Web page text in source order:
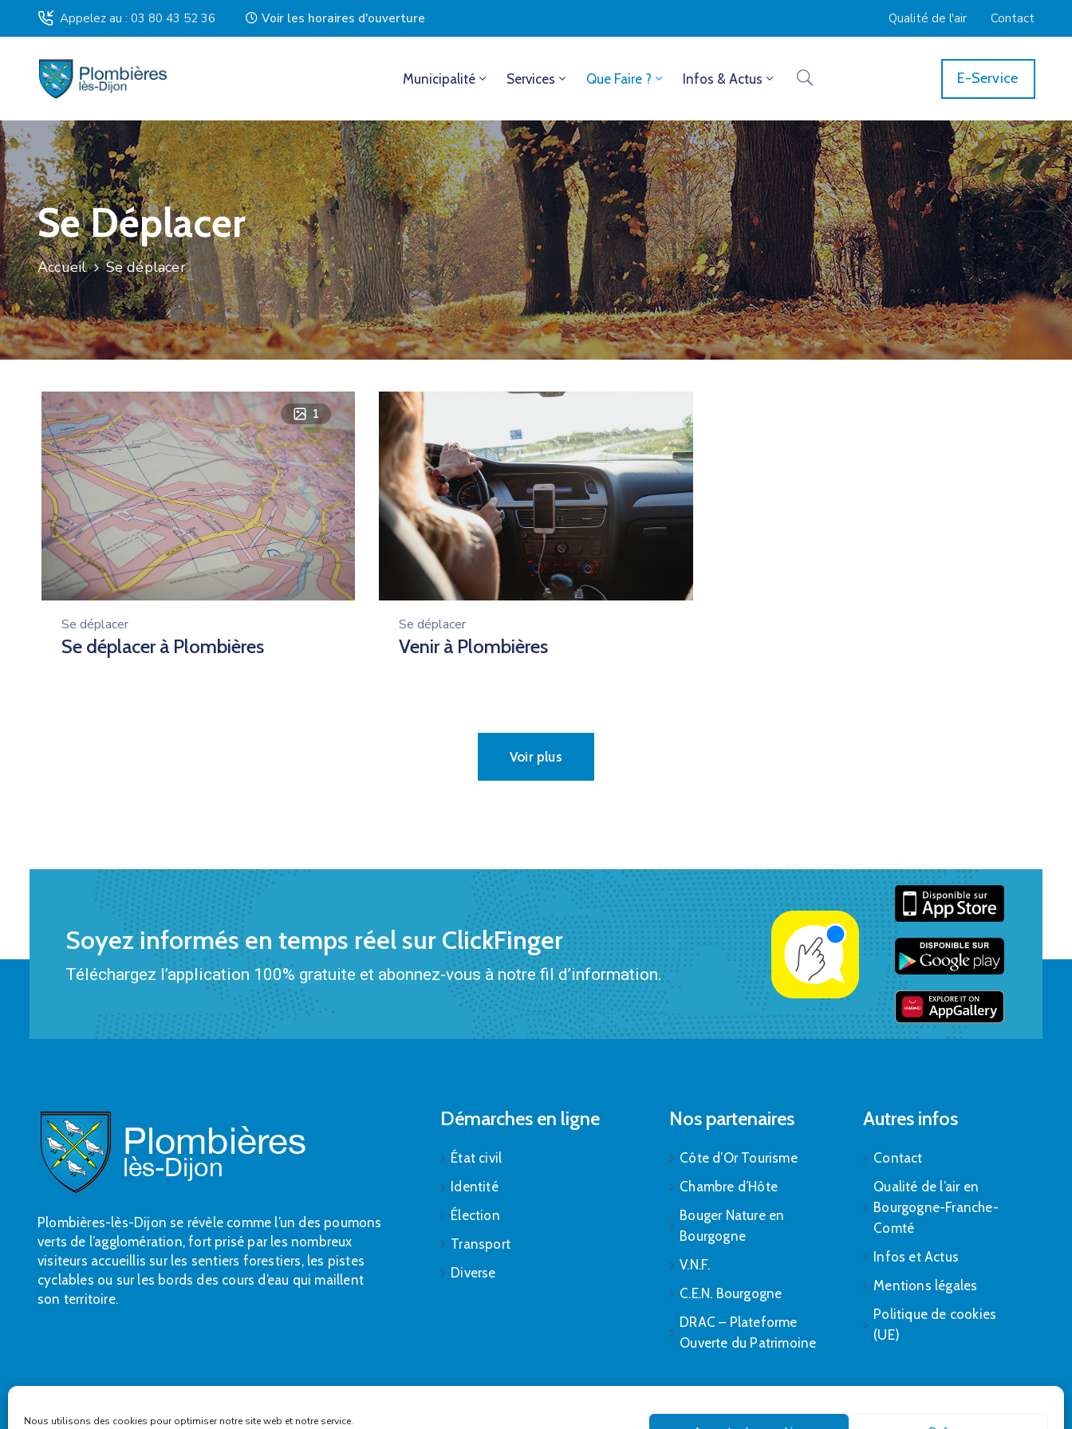
Nous utilisons des cookies pour optimiser notre site web et notre service.
Appelez au : 03 80 43 52 36 Voir les horaires d'ouverture Qualité de l'air Contact
Municipalité Services Que Faire ? Infos & Actus E-Service
Se Déplacer
Accueil Se déplacer
1
Se déplacer
Se déplacer à Plombières
Se déplacer
Venir à Plombières
Voir plus
Soyez informés en temps réel sur ClickFinger
Téléchargez l’application 100% gratuite et abonnez-vous à notre fil d’information.
Plombières-lès-Dijon se révèle comme l’un des poumons
verts de l’agglomération, fort prisé par les nombreux
visiteurs accueillis sur les sentiers forestiers, les pistes
cyclables ou sur les bords des cours d’eau qui maillent
son territoire.
Démarches en ligne
État civil
Identité
Élection
Transport
Diverse
Nos partenaires
Côte d’Or Tourisme
Chambre d’Hôte
Bouger Nature en
Bourgogne
V.N.F.
C.E.N. Bourgogne
DRAC – Plateforme
Ouverte du Patrimoine
Autres infos
Contact
Qualité de l’air en
Bourgogne-Franche-
Comté
Infos et Actus
Mentions légales
Politique de cookies
(UE)